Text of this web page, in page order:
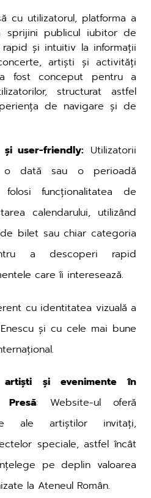
cu utilizatorul, platforma a
publicul iubitor de
și intuitiv la informații
artiști și activități
a fost conceput pentru a
structurat astfel
de navigare și de
user-friendly: Utilizatorii
dată sau o perioadă
folosi funcționalitatea de
calendarului, utilizând
bilet sau chiar categoria
a descoperi rapid
care îi interesează.
cu identitatea vizuală a
și cu cele mai bune
artiști și evenimente în
: Website-ul oferă
ale artiștilor invitați,
speciale, astfel încât
pe deplin valoarea
la Ateneul Român.